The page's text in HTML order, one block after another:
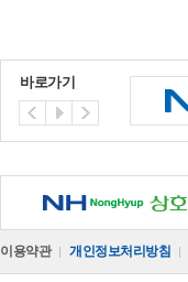
바로가기
NH 상호금융예금자보호기금
이용약관 개인정보처리방침